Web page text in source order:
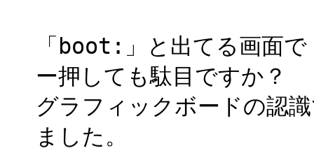
「boot:」と出てる画面
ー押しても駄目ですか？
グラフィックボードの認
ました。